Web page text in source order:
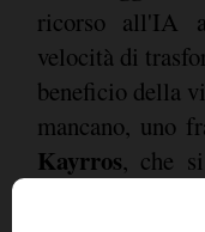
ricorso all'IA
velocità di
beneficio della
mancano, uno
Kayrros, che
satelliti di